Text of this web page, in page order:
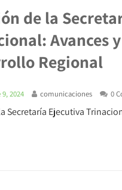
de la
Avances
Regional
2024 comunicaciones 0
Secretaría Ejecutiva